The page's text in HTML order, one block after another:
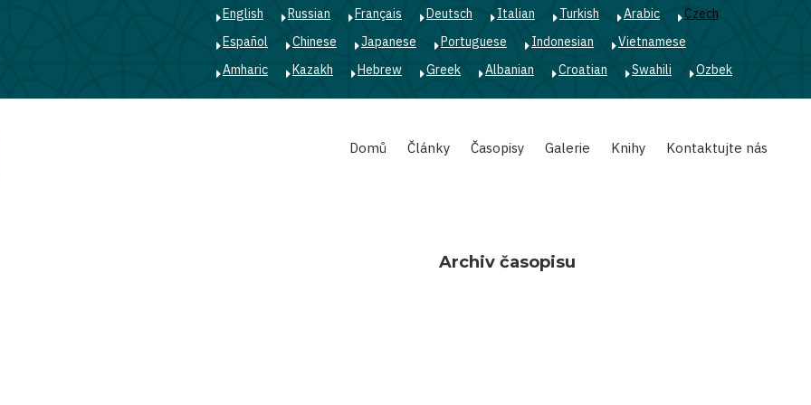
English Russian Français Deutsch Italian Turkish Arabic
Czech
Español
Chinese Japanese Portuguese Indonesian
Vietnamese
Amharic
Kazakh Hebrew Greek Albanian Croatian Swahili Ozbek
Domů Články Časopisy Galerie Knihy Kontaktujte nás
Archiv časopisu